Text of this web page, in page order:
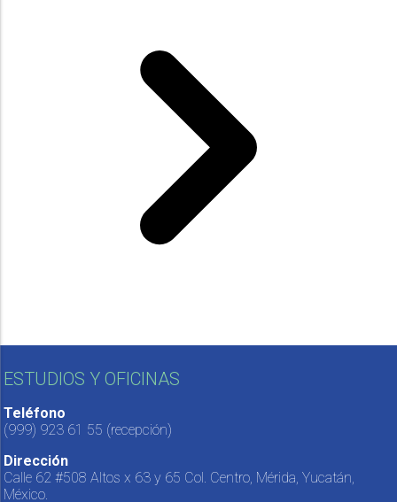
ESTUDIOS Y OFICINAS
Teléfono
(999) 923 61 55 (recepción)
Dirección
Calle 62 #508 Altos x 63 y 65 Col. Centro, Mérida, Yucatán,
México.